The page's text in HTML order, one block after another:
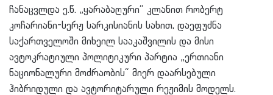
ჩანაცვლდა ე.წ. „ყარაბაღური“ კლანით რობერტ
კოჩარიანი-სერჟ სარკისიანის სახით, დაეფუძნა
საქართველოში მიხეილ სააკაშვილის და მისი
ავტოკრატიული პოლიტიკური პარტია „ერთიანი
ნაციონალური მოძრაობის“ მიერ დაარსებული
ჰიბრიდული და ავტორიტარული რეჟიმის მოდელს.